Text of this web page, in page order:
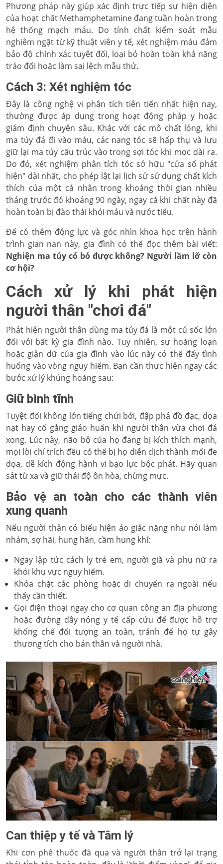
Phương pháp này giúp xác định trực tiếp sự hiện diện
của hoạt chất Methamphetamine đang tuần hoàn trong
hệ thống mạch máu. Do tính chất kiểm soát mẫu
nghiêm ngặt từ kỹ thuật viên y tế, xét nghiệm máu đảm
bảo độ chính xác tuyệt đối, loại bỏ hoàn toàn khả năng
tráo đổi hoặc làm sai lệch mẫu thử.
Cách 3: Xét nghiệm tóc
Đây là công nghệ vi phân tích tiên tiến nhất hiện nay,
thường được áp dụng trong hoạt động pháp y hoặc
giám định chuyên sâu. Khác với các mô chất lỏng, khi
ma túy đá đi vào máu, các nang tóc sẽ hấp thụ và lưu
giữ lại ma túy cấu trúc vào trong sợi tóc khi mọc dài ra.
Do đó, xét nghiệm phân tích tóc sở hữu "cửa sổ phát
hiện" dài nhất, cho phép lật lại lịch sử sử dụng chất kích
thích của một cá nhân trong khoảng thời gian nhiều
tháng trước đó khoảng 90 ngày, ngay cả khi chất này đã
hoàn toàn bị đào thải khỏi máu và nước tiểu.
Để có thêm động lực và góc nhìn khoa học trên hành
trình gian nan này, gia đình có thể đọc thêm bài viết:
Nghiện ma túy có bỏ được không? Người lầm lỡ còn
cơ hội?
Cách xử lý khi phát hiện
người thân "chơi đá"
Phát hiện người thân dùng ma túy đá là một cú sốc lớn
đối với bất kỳ gia đình nào. Tuy nhiên, sự hoảng loạn
hoặc giận dữ của gia đình vào lúc này có thể đẩy tình
huống vào vòng nguy hiểm. Bạn cần thực hiện ngay các
bước xử lý khủng hoảng sau:
Giữ bình tĩnh
Tuyệt đối không lớn tiếng chửi bới, đập phá đồ đạc, dọa
nạt hay cố gắng giáo huấn khi người thân vừa chơi đá
xong. Lúc này, não bộ của họ đang bị kích thích mạnh,
mọi lời chỉ trích đều có thể bị họ diễn dịch thành mối đe
dọa, dễ kích động hành vi bạo lực bộc phát. Hãy quan
sát từ xa và giữ thái độ ôn hòa, chừng mực.
Bảo vệ an toàn cho các thành viên
xung quanh
Nếu người thân có biểu hiện ảo giác nặng như nói lảm
nhảm, sợ hãi, hung hãn, cầm hung khí:
Ngay lập tức cách ly trẻ em, người già và phụ nữ ra
khỏi khu vực nguy hiểm.
Khóa chặt các phòng hoặc di chuyển ra ngoài nếu
thấy cần thiết.
Gọi điện thoại ngay cho cơ quan công an địa phương
hoặc đường dây nóng y tế cấp cứu để được hỗ trợ
khống chế đối tượng an toàn, tránh để họ tự gây
thương tích cho bản thân và người nhà.
Can thiệp y tế và Tâm lý
Khi cơn phê thuốc đã qua và người thân trở lại trạng